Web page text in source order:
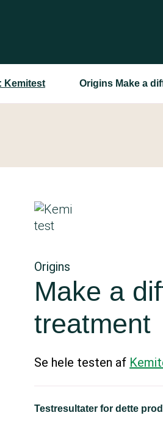
Kemitest Origins Make a
Origins
Make a
treatment
Se hele testen af
Testresultater for dette